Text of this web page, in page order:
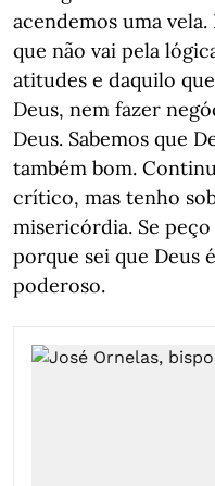
acendemos uma
que não vai pela
atitudes e daquilo
Deus, nem fazer
Deus. Sabemos que
também bom.
crítico, mas tenho
misericórdia. Se peço
porque sei que Deus
poderoso.